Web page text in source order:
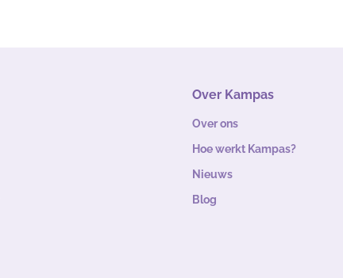
Over Kampas
Over ons
Hoe werkt Kampas?
Nieuws
Blog